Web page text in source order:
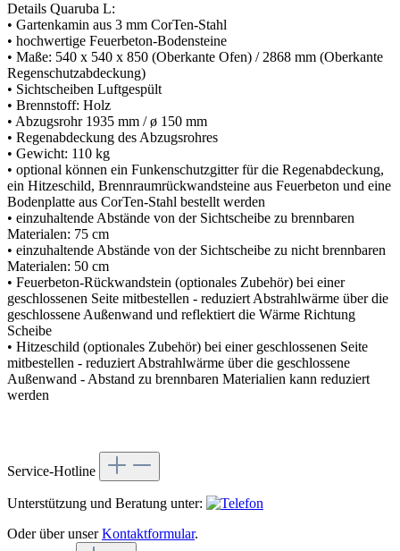
Details Quaruba L:
• Gartenkamin aus 3 mm CorTen-Stahl
• hochwertige Feuerbeton-Bodensteine
• Maße: 540 x 540 x 850 (Oberkante Ofen) / 2868 mm (Oberkante
Regenschutzabdeckung)
• Sichtscheiben Luftgespült
• Brennstoff: Holz
• Abzugsrohr 1935 mm / ø 150 mm
• Regenabdeckung des Abzugsrohres
• Gewicht: 110 kg
• optional können ein Funkenschutzgitter für die Regenabdeckung,
ein Hitzeschild, Brennraumrückwandsteine aus Feuerbeton und eine
Bodenplatte aus CorTen-Stahl bestellt werden
• einzuhaltende Abstände von der Sichtscheibe zu brennbaren
Materialen: 75 cm
• einzuhaltende Abstände von der Sichtscheibe zu nicht brennbaren
Materialen: 50 cm
• Feuerbeton-Rückwandstein (optionales Zubehör) bei einer
geschlossenen Seite mitbestellen - reduziert Abstrahlwärme über die
geschlossene Außenwand und reflektiert die Wärme Richtung
Scheibe
• Hitzeschild (optionales Zubehör) bei einer geschlossenen Seite
mitbestellen - reduziert Abstrahlwärme über die geschlossene
Außenwand - Abstand zu brennbaren Materialien kann reduziert
werden
Service-Hotline
Unterstützung und Beratung unter:
Oder über unserKontaktformular.